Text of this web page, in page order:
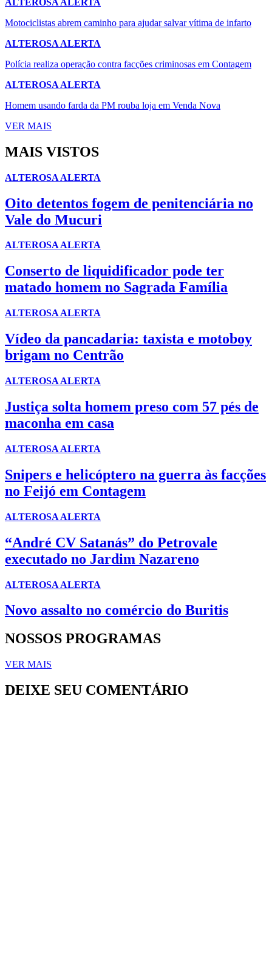
Motociclistas abrem caminho para ajudar salvar vítima de infarto
ALTEROSA ALERTA
Polícia realiza operação contra facções criminosas em Contagem
ALTEROSA ALERTA
Homem usando farda da PM rouba loja em Venda Nova
VER MAIS
MAIS VISTOS
ALTEROSA ALERTA
Oito detentos fogem de penitenciária no
Vale do Mucuri
ALTEROSA ALERTA
Conserto de liquidificador pode ter
matado homem no Sagrada Família
ALTEROSA ALERTA
Vídeo da pancadaria: taxista e motoboy
brigam no Centrão
ALTEROSA ALERTA
Justiça solta homem preso com 57 pés de
maconha em casa
ALTEROSA ALERTA
Snipers e helicóptero na guerra às facções
no Feijó em Contagem
ALTEROSA ALERTA
“André CV Satanás” do Petrovale
executado no Jardim Nazareno
ALTEROSA ALERTA
Novo assalto no comércio do Buritis
NOSSOS PROGRAMAS
VER MAIS
DEIXE SEU COMENTÁRIO